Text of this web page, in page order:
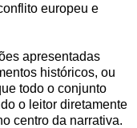
europeu e
apresentadas
históricos, ou
todo o conjunto
o leitor diretamente
centro da narrativa.